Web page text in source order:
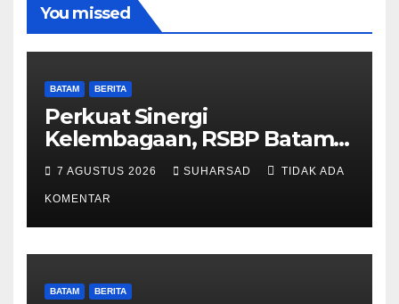
You missed
BATAM BERITA
Perkuat Sinergi
Kelembagaan, RSBP Batam
dan BPOM Pastikan
Pelayanan dan Ketersediaan
Obat Aman
7 AGUSTUS 2026 SUHARSAD TIDAK ADA
KOMENTAR
BATAM BERITA